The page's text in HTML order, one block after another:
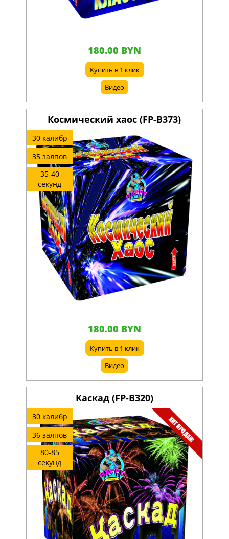
180.00 BYN
Купить в 1 клик
Видео
Космический хаос (FP-B373)
30 калибр
35 залпов
35-40
секунд
180.00 BYN
Купить в 1 клик
Видео
Каскад (FP-B320)
30 калибр
36 залпов
80-85
секунд